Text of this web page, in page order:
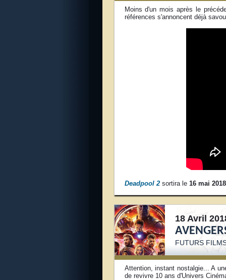
Moins d'un mois après le
références s'annoncent déjà
Deadpool 2sortira le 16 mai 2018
18 Avril
FUTURS
Attention, instant nostalgie... A
de revivre 10 ans d'Univers